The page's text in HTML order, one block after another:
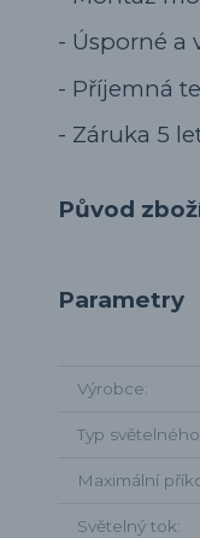
- Úsporné a
- Příjemná
- Záruka 5
Původ
Parametry
Výrobce
Typ
Maximální
Světelný tok